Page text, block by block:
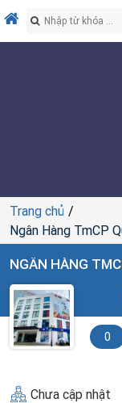
Trang chủ
Ngân Hàng TmCP
NGÂN HÀNG
0
Chưa cập nhật